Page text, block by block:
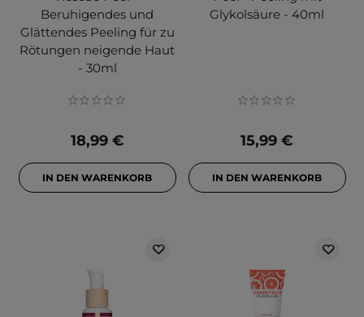
Beruhigendes und
Glättendes Peeling für zu
Rötungen neigende Haut
- 30ml
18,99 €
IN DEN WARENKORB
Glykolsäure - 40ml
15,99 €
IN DEN WARENKORB